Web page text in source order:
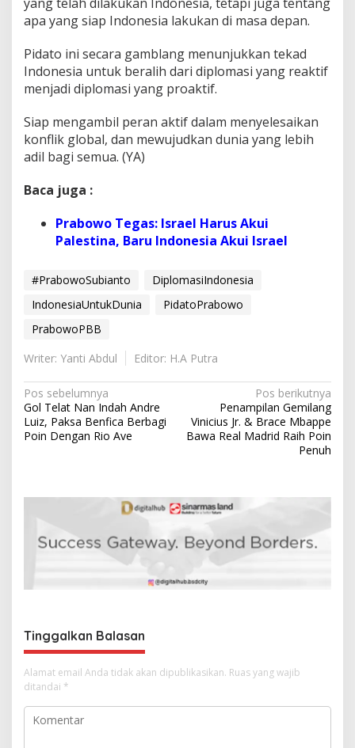
apa yang siap Indonesia lakukan di masa depan.
Pidato ini secara gamblang menunjukkan tekad
Indonesia untuk beralih dari diplomasi yang reaktif
menjadi diplomasi yang proaktif.
Siap mengambil peran aktif dalam menyelesaikan
konflik global, dan mewujudkan dunia yang lebih
adil bagi semua. (YA)
Baca juga :
Prabowo Tegas: Israel Harus Akui
Palestina, Baru Indonesia Akui Israel
#PrabowoSubianto
DiplomasiIndonesia
IndonesiaUntukDunia
PidatoPrabowo
PrabowoPBB
Writer: Yanti Abdul
Editor: H.A Putra
N
a
v
o
Pos sebelumnya
Gol Telat Nan Indah Andre
Luiz, Paksa Benfica Berbagi
Poin Dengan Rio Ave
Pos berikutnya
Penampilan Gemilang
Vinicius Jr. & Brace Mbappe
Bawa Real Madrid Raih Poin
Penuh
Tinggalkan Balasan
Alamat email Anda tidak akan dipublikasikan. Ruas yang wajib
ditandai *